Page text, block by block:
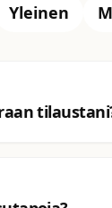
Yleinen